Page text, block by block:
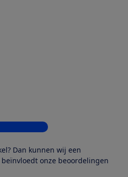
alle 6 winkels
Dan kunnen wij een
onze beoordelingen